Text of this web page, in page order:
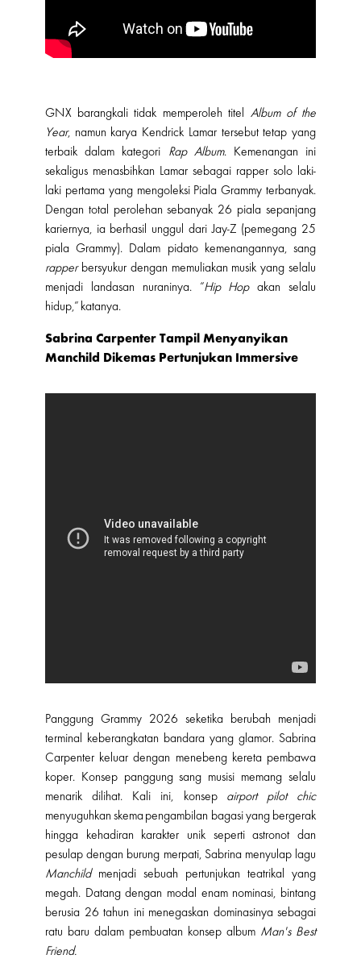
GNX barangkali tidak memperoleh titel Album of the
Year, namun karya Kendrick Lamar tersebut tetap yang
terbaik dalam kategori Rap Album. Kemenangan ini
sekaligus menasbihkan Lamar sebagai rapper solo laki-
laki pertama yang mengoleksi Piala Grammy terbanyak.
Dengan total perolehan sebanyak 26 piala sepanjang
kariernya, ia berhasil unggul dari Jay-Z (pemegang 25
piala Grammy). Dalam pidato kemenangannya, sang
rapperbersyukur dengan memuliakan musik yang selalu
menjadi landasan nuraninya. “Hip Hopakan selalu
hidup,” katanya.
Sabrina Carpenter Tampil Menyanyikan
Manchild Dikemas Pertunjukan Immersive
Panggung Grammy 2026 seketika berubah menjadi
terminal keberangkatan bandara yang glamor. Sabrina
Carpenter keluar dengan menebeng kereta pembawa
koper. Konsep panggung sang musisi memang selalu
menarik dilihat. Kali ini, konsep airport pilot chic
menyuguhkan skema pengambilan bagasi yang bergerak
hingga kehadiran karakter unik seperti astronot dan
pesulap dengan burung merpati, Sabrina menyulap lagu
Manchildmenjadi sebuah pertunjukan teatrikal yang
megah. Datang dengan modal enam nominasi, bintang
berusia 26 tahun ini menegaskan dominasinya sebagai
ratu baru dalam pembuatan konsep album Man's Best
Friend.